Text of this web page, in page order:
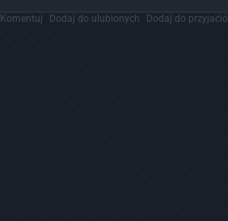
Komentuj Dodaj do ulubionych Dodaj do przyjaciół